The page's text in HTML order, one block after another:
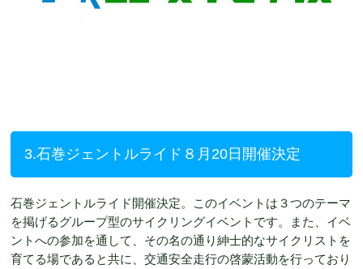
3.石巻ジェントルライド８月20日開催決定
石巻ジェントルライド開催決定。このイベントは３つのテーマ
を掲げるグループ型のサイクリングイベントです。また、イベ
ントへの参加を通して、その名の通り紳士的なサイクリストを
育てる場であると共に、交通安全走行の啓蒙活動を行っており